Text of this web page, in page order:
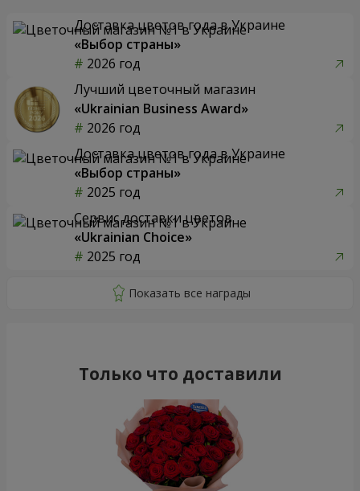
Доставка цветов года в Украине
«Выбор страны»
2026 год
Лучший цветочный магазин
«Ukrainian Business Award»
2026 год
Доставка цветов года в Украине
«Выбор страны»
2025 год
Сервис доставки цветов
«Ukrainian Choice»
2025 год
Только что доставили